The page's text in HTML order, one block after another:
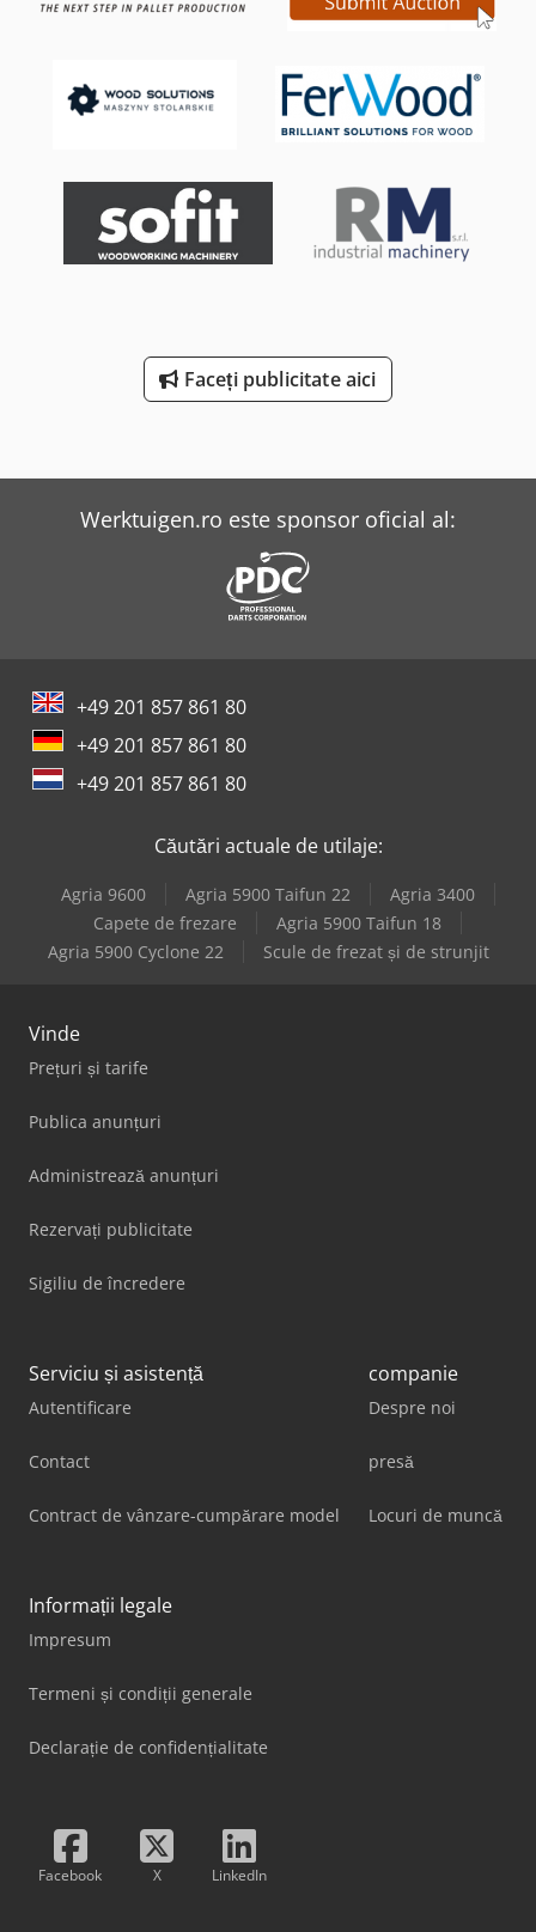
Faceți publicitate aici
Werktuigen.ro este sponsor oficial al:
+49 201 857 861 80
+49 201 857 861 80
+49 201 857 861 80
Căutări actuale de utilaje:
Agria 9600 Agria 5900 Taifun 22
Agria 3400
Capete de frezare
Agria 5900 Taifun 18
Agria 5900 Cyclone 22
Scule de frezat și de strunjit
Vinde
Prețuri și tarife
Publica anunțuri
Administrează anunțuri
Rezervați publicitate
Sigiliu de încredere
Serviciu și asistență
Autentificare
Contact
Contract de vânzare-cumpărare model
companie
Despre noi
presă
Locuri de muncă
Informații legale
Impresum
Termeni și condiții generale
Declarație de confidențialitate
Facebook X LinkedIn